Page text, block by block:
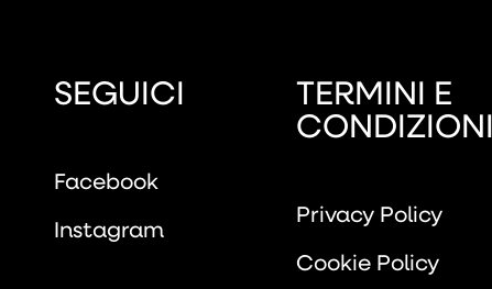
SEGUICI
Facebook
Instagram
TERMINI E
CONDIZIONI
Privacy Policy
Cookie Policy